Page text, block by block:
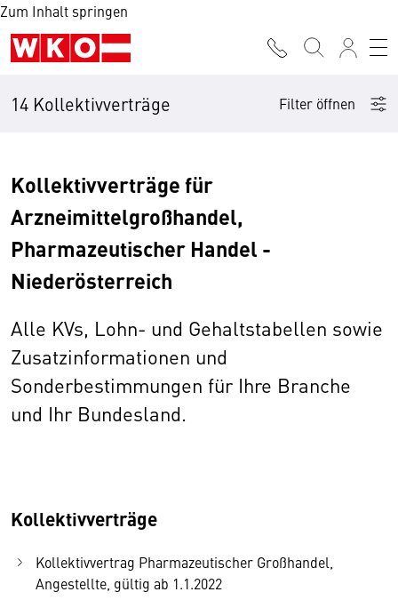
Zum Inhalt springen
14 Kollektivverträge Filter öffnen
Kollektivverträge für
Arzneimittelgroßhandel,
Pharmazeutischer Handel -
Niederösterreich
Alle KVs, Lohn- und Gehaltstabellen sowie
Zusatzinformationen und
Sonderbestimmungen für Ihre Branche
und Ihr Bundesland.
Kollektivverträge
Kollektivvertrag Pharmazeutischer Großhandel,
Angestellte, gültig ab 1.1.2022